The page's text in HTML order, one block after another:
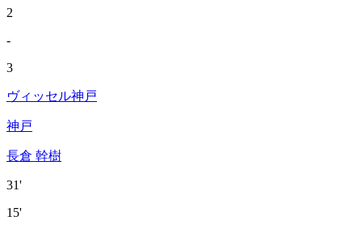
2
-
3
ヴィッセル神戸
神戸
長倉 幹樹
31'
15'